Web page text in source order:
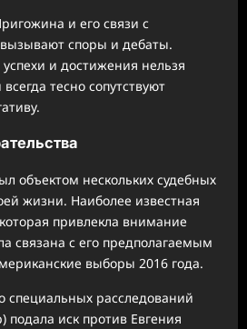
и его связи с
споры и дебаты.
и достижения нельзя
тесно сопутствуют
объектом нескольких судебных
жизни. Наиболее известная
привлекла внимание
связана с его предполагаемым
выборы 2016 года.
специальных расследований
иск против Евгения